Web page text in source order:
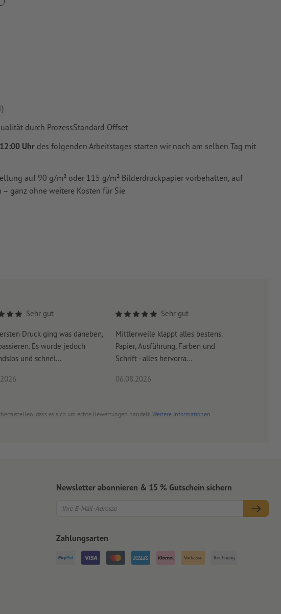
geprüft
durch ProzessStandard Offset
12:00 Uhr des folgenden Arbeitstages starten wir noch am selben Tag mit
auf 90 g/m² oder 115 g/m² Bilderdruckpapier vorbehalten, auf
ganz ohne weitere Kosten für Sie
Sehr gut
Druck ging was daneben,
Es wurde jedoch
und schnel...
Sehr gut
Mittlerweile klappt alles bestens.
Papier, Ausführung, Farben und
Schrift - alles hervorra...
06.08.2026
dass es sich um echte Bewertungen handelt. Weitere Informationen
Newsletter abonnieren & 15 % Gutschein sichern
Zahlungsarten
Vorkasse Rechnung